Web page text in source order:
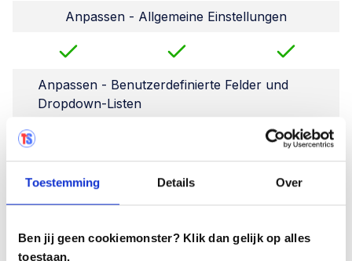
Toestemming Details Over
Ben jij geen cookiemonster? Klik dan gelijk op alles
toestaan.
Anpassen - Allgemeine Einstellungen
Anpassen - Benutzerdefinierte Felder und
Dropdown-Listen
Benutzer archivieren